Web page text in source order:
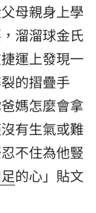
母親身上學
溜溜球金氏
運上發現一
的摺疊手
媽怎麼會拿
有生氣或難
不住為他豎
的心」貼文